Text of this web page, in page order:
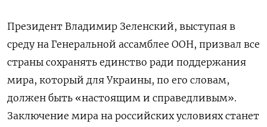
Президент Владимир Зеленский, выступая в
среду на Генеральной ассамблее ООН, призвал все
страны сохранять единство ради поддержания
мира, который для Украины, по его словам,
должен быть «настоящим и справедливым».
Заключение мира на российских условиях станет